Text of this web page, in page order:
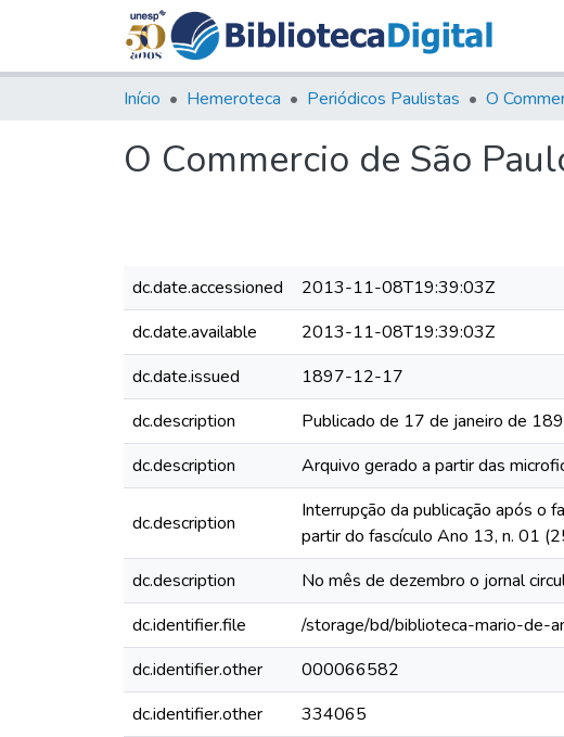
Início Hemeroteca Periódicos Paulistas O
O Commercio de São
dc.date.accessioned
2013-11-08T19:39:03Z
dc.date.available
2013-11-08T19:39:03Z
dc.date.issued
1897-12-17
dc.description
Publicado de 17 de janeiro de
dc.description
Arquivo gerado a partir das
dc.description
Interrupção da publicação após o
partir do fascículo Ano 13, n. 01
dc.description No mês de dezembro o jornal
dc.identifier.file
/storage/bd/biblioteca-mario-de-
dc.identifier.other
000066582
dc.identifier.other
334065